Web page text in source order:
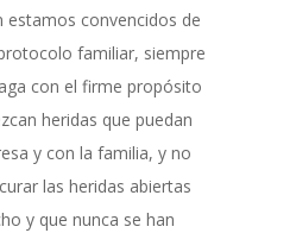
estamos convencidos de
familiar, siempre
con el firme propósito
heridas que puedan
y con la familia, y no
las heridas abiertas
y que nunca se han